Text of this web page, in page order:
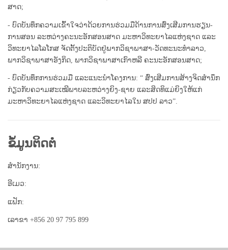
ສາດ;
- ບົດບັນທຶກຄວາມເຂົ້າໃຈວ່າດ້ວຍການຮ່ວມມືດ້ານການສົ່ງເສີມການຮຽນ-
ການສອນ ລະຫວ່າງຄະນະອັກສອນສາດ ມະຫາວິທະຍາໄລແຫ່ງຊາດ ແລະ
ວິທະຍາໄລໂລໂກສ ຈັດຕັ້ງປະຕິບັດຢູ່ພາກວິຊາພາສາ-ວັດທະນະທຳລາວ,
ພາກວິຊາພາສາອັງກິດ, ພາກວິຊາພາສາເກົາຫລີ ຄະນະອັກສອນສາດ;
- ບົດບັນທຶກການຮ່ວມມື ແລະແນະນຳໂຄງການ: “ ສົ່ງເສີມການສ້າງຈິດສຳນຶກ
ກ່ຽວກັບຄວາມສະເໝີພາບລະຫວ່າງຍິງ-ຊາຍ ແລະສິດທິແມ່ຍິງໃຫ້ແກ່
ມະຫາວິທະຍາໄລແຫ່ງຊາດ ແລະວິທະຍາໄລໃນ ສປປ ລາວ”.
ຂໍ້ມູນຕິດຕໍ່
ສໍານັກງານ:
ອີເມວ:
ແຟັກ:
ເລາຂາ +856 20 97 795 899